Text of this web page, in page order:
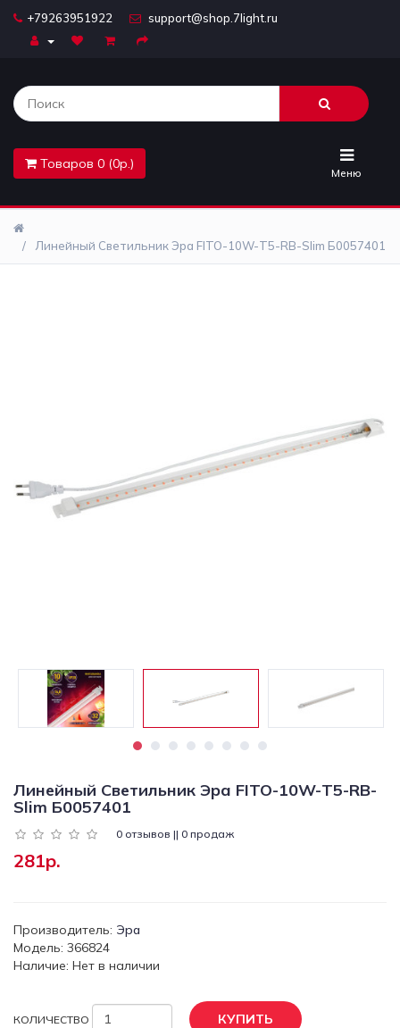
+79263951922 support@shop.7light.ru
Товаров 0 (0р.)
Меню
Комплектующие
Лайтбоксы
Люстры
Светодиодная
подсветка
Уличные
светильники
Линейный Светильник Эра FITO-10W-Т5-RB-Slim Б0057401
Линейный Светильник Эра FITO-10W-Т5-RB-
Slim Б0057401
0 отзывов || 0 продаж
281р.
Производитель: Эра
Модель: 366824
Наличие: Нет в наличии
КОЛИЧЕСТВО КУПИТЬ